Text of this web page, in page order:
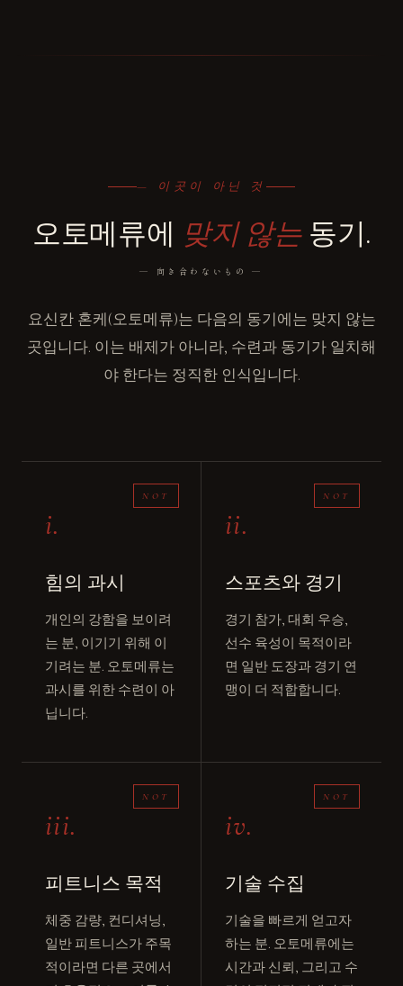
— 이곳이 아닌 것
오토메류에 맞지 않는동기.
― 向き合わないもの ―
요신칸 혼케(오토메류)는 다음의 동기에는 맞지 않는
곳입니다. 이는 배제가 아니라, 수련과 동기가 일치해
야 한다는 정직한 인식입니다.
i.
힘의 과시
개인의 강함을 보이려
는 분, 이기기 위해 이
기려는 분. 오토메류는
과시를 위한 수련이 아
닙니다.
ii.
스포츠와 경기
경기 참가, 대회 우승,
선수 육성이 목적이라
면 일반 도장과 경기 연
맹이 더 적합합니다.
iii.
피트니스 목적
체중 감량, 컨디셔닝,
일반 피트니스가 주목
적이라면 다른 곳에서
iv.
기술 수집
기술을 빠르게 얻고자
하는 분. 오토메류에는
시간과 신뢰, 그리고 수